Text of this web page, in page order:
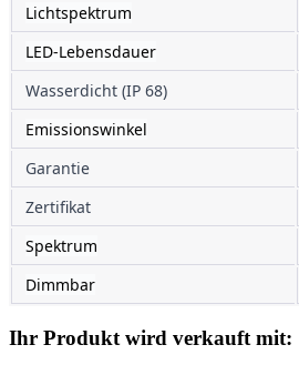
Lichtspektrum
LED-Lebensdauer
Wasserdicht (IP 68)
Emissionswinkel
Garantie
Zertifikat
Spektrum
Dimmbar
Ihr Produkt wird verkauft mit: